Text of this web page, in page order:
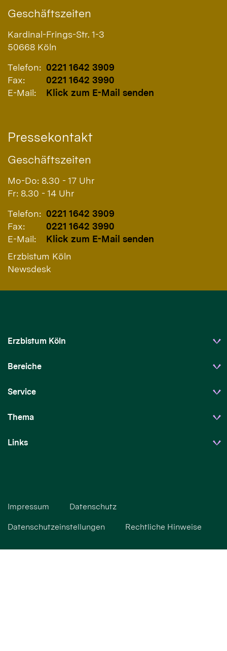
Geschäftszeiten
Kardinal-Frings-Str. 1-3
50668 Köln
Telefon: 0221 1642 3909
Fax:
0221 1642 3990
E-Mail:
Klick zum E-Mail senden
Pressekontakt
Geschäftszeiten
Mo-Do: 8.30 - 17 Uhr
Fr: 8.30 - 14 Uhr
Telefon: 0221 1642 3909
Fax:
0221 1642 3990
E-Mail:
Klick zum E-Mail senden
Erzbistum Köln
Newsdesk
Erzbistum Köln
Bereiche
Service
Thema
Links
Impressum Datenschutz
Datenschutzeinstellungen Rechtliche Hinweise